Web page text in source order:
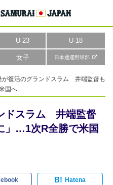
U-23 U-18
女子 日本通運野球部
が復活のグランドスラム 井端監督も
国へ
ドスラム 井端監督
」…1次R全勝で米国
B! Hatena